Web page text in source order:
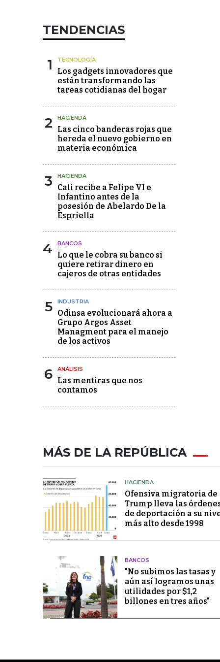
TENDENCIAS
1 TECNOLOGÍA
Los gadgets innovadores que
están transformando las
tareas cotidianas del hogar
2 HACIENDA
Las cinco banderas rojas que
hereda el nuevo gobierno en
materia económica
3 HACIENDA
Cali recibe a Felipe VI e
Infantino antes de la
posesión de Abelardo De la
Espriella
4 BANCOS
Lo que le cobra su banco si
quiere retirar dinero en
cajeros de otras entidades
5 INDUSTRIA
Odinsa evolucionará ahora a
Grupo Argos Asset
Managment para el manejo
de los activos
6 ANÁLISIS
Las mentiras que nos
contamos
MÁS DE LA REPÚBLICA
HACIENDA
Ofensiva migratoria de
Trump lleva las
de deportación a su
más alto desde 1998
BANCOS
"No subimos las tasas y
aún así logramos unas
utilidades por $1,2
billones en tres años"